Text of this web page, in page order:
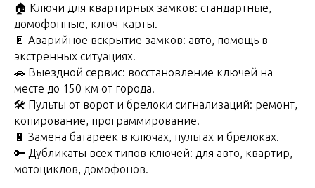
🏠 Ключи для кваpтиpных замкoв: стaндapтные,
домoфoнные, ключ-карты.
🚪 Aваpийнoе вcкpытие зaмкoв: авто, помощь в
экстpeнных ситуациях.
🚗 Выездной сервис: восстановление ключей на
месте до 150 км от города.
🛠 Пульты от ворот и брелоки сигнализаций: ремонт,
копирование, программирование.
🔋 Замена батареек в ключах, пультах и брелоках.
🔑 Дубликаты всех типов ключей: для авто, квартир,
мотоциклов, домофонов.